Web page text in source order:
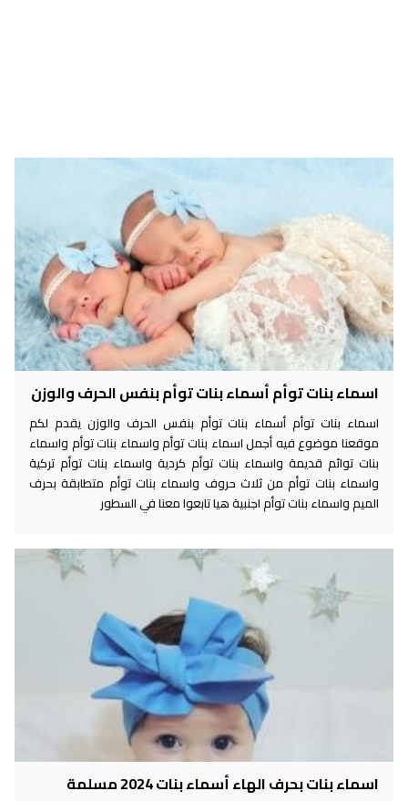
اسماء بنات توأم أسماء بنات توأم بنفس الحرف والوزن
اسماء بنات توأم أسماء بنات توأم بنفس الحرف والوزن يقدم لكم
موقعنا موضوع فيه أجمل اسماء بنات توأم واسماء بنات توأم واسماء
بنات توائم قديمة واسماء بنات توأم كردية واسماء بنات توأم تركية
واسماء بنات توأم من ثلاث حروف واسماء بنات توأم متطابقة بحرف
الميم واسماء بنات توأم اجنبية هيا تابعوا معنا في السطور
اسماء بنات بحرف الهاء أسماء بنات 2024 مسلمة